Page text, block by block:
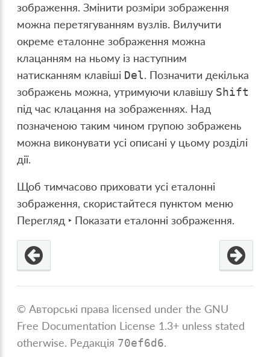
зображення. Змінити розміри зображення
можна перетягуванням вузлів. Вилучити
окреме еталонне зображення можна
клацанням на ньому із наступним
натисканням клавіші Del. Позначити декілька
зображень можна, утримуючи клавішу Shift
під час клацання на зображеннях. Над
позначеною таким чином групою зображень
можна виконувати усі описані у цьому розділі
дії.
Щоб тимчасово приховати усі еталонні
зображення, скористайтеся пунктом меню
Перегляд ‣ Показати еталонні зображення.
© Авторські права licensed under the GNU
Free Documentation License 1.3+ unless stated
otherwise. Редакція 70ef6d6.